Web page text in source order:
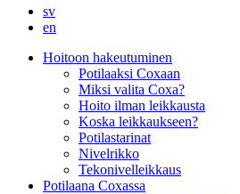
sv
en
Hoitoon hakeutuminen
Potilaaksi Coxaan
Miksi valita Coxa?
Hoito ilman leikkausta
Koska leikkaukseen?
Potilastarinat
Nivelrikko
Tekonivelleikkaus
Potilaana Coxassa